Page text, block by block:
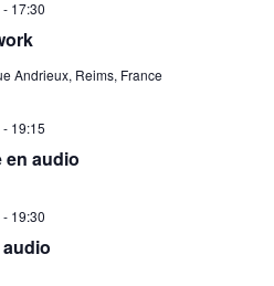
- 17:30
Andrieux, Reims, France
en audio
- 19:15
- 19:30